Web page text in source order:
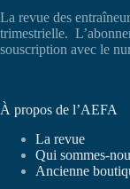
La revue des
trimestrielle.
souscription avec le
À propos de l’AEFA
La revue
Qui sommes-
Ancienne